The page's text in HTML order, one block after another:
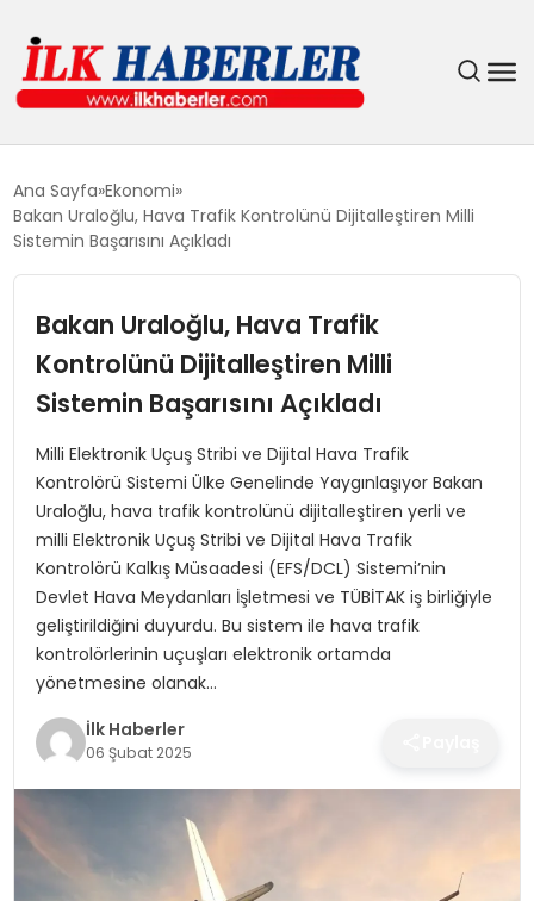
EĞITIM
GÜNDEM
SIYASET
SPOR
TEKNOLOJI
YAŞAM
Ana Sayfa Ekonomi
Bakan Uraloğlu, Hava Trafik Kontrolünü Dijitalleştiren Milli
Sistemin Başarısını Açıkladı
Bakan Uraloğlu, Hava Trafik
Kontrolünü Dijitalleştiren Milli
Sistemin Başarısını Açıkladı
Milli Elektronik Uçuş Stribi ve Dijital Hava Trafik
Kontrolörü Sistemi Ülke Genelinde Yaygınlaşıyor Bakan
Uraloğlu, hava trafik kontrolünü dijitalleştiren yerli ve
milli Elektronik Uçuş Stribi ve Dijital Hava Trafik
Kontrolörü Kalkış Müsaadesi (EFS/DCL) Sistemi’nin
Devlet Hava Meydanları İşletmesi ve TÜBİTAK iş birliğiyle
geliştirildiğini duyurdu. Bu sistem ile hava trafik
kontrolörlerinin uçuşları elektronik ortamda
yönetmesine olanak…
İlk Haberler
06 Şubat 2025